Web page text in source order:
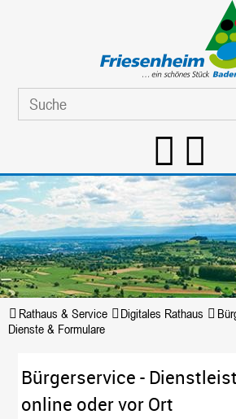
Rathaus & Service Digitales Rathaus
Dienste & Formulare
Bürgerservice -
online oder vor Ort